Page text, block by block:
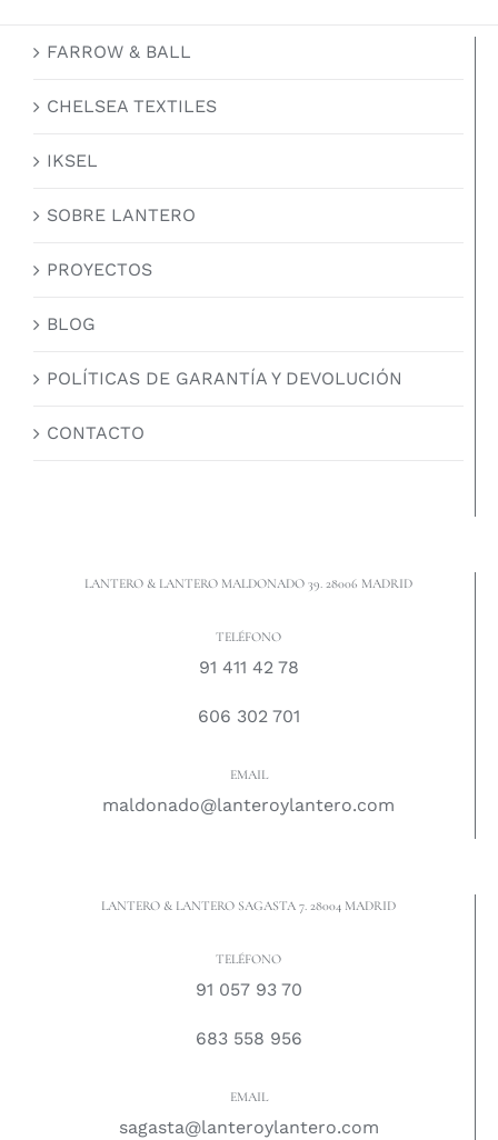
FARROW & BALL
CHELSEA TEXTILES
IKSEL
SOBRE LANTERO
PROYECTOS
BLOG
POLÍTICAS DE GARANTÍA Y DEVOLUCIÓN
CONTACTO
LANTERO & LANTERO MALDONADO 39. 28006 MADRID
TELÉFONO
91 411 42 78
606 302 701
EMAIL
maldonado@lanteroylantero.com
LANTERO & LANTERO SAGASTA 7. 28004 MADRID
TELÉFONO
91 057 93 70
683 558 956
EMAIL
sagasta@lanteroylantero.com